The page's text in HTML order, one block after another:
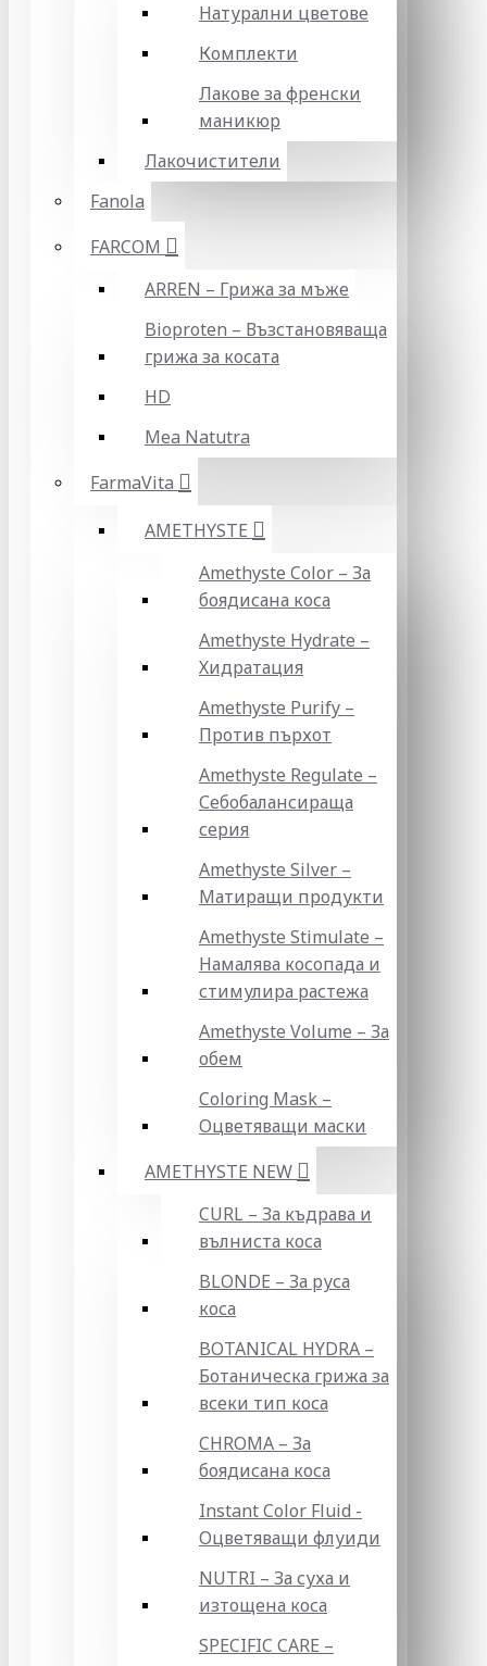
Натурални цветове
Комплекти
Лакове за френски
маникюр
Лакочистители
Fanola
FARCOM
ARREN – Грижа за мъже
Bioproten – Възстановяваща
грижа за косата
HD
Mea Natutra
FarmaVita
AMETHYSTE
Amethyste Color – За
боядисана коса
Amethyste Hydrate –
Хидратация
Amethyste Purify –
Против пърхот
Amethyste Regulate –
Себобалансираща
серия
Amethyste Silver –
Матиращи продукти
Amethyste Stimulate –
Намалява косопада и
стимулира растежа
Amethyste Volume – За
обем
Coloring Mask –
Оцветяващи маски
AMETHYSTE NEW
CURL – За къдрава и
вълниста коса
BLONDE – За руса
коса
BOTANICAL HYDRA –
Ботаническа грижа за
всеки тип коса
CHROMA – За
боядисана коса
Instant Color Fluid -
Оцветяващи флуиди
NUTRI – За суха и
изтощена коса
SPECIFIC CARE –